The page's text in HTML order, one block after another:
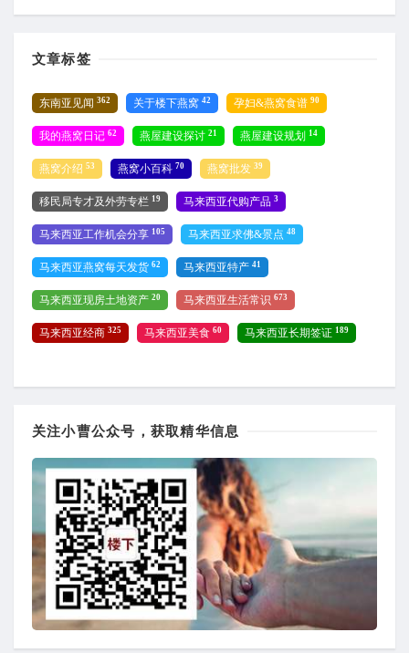
文章标签
东南亚见闻 362 关于楼下燕窝 42 孕妇&燕窝食谱 90
我的燕窝日记 62 燕屋建设探讨 21 燕屋建设规划 14
燕窝介绍 53 燕窝小百科 70 燕窝批发 39
移民局专才及外劳专栏 19 马来西亚代购产品 3
马来西亚工作机会分享 105 马来西亚求佛&景点 48
马来西亚燕窝每天发货 62 马来西亚特产 41
马来西亚现房土地资产 20 马来西亚生活常识 673
马来西亚经商 325 马来西亚美食 60 马来西亚长期签证 189
关注小曹公众号，获取精华信息